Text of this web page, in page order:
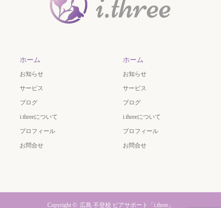
ホーム
お知らせ
サービス
ブログ
i.threeについて
プロフィール
お問合せ
ホーム
お知らせ
サービス
ブログ
i.threeについて
プロフィール
お問合せ
Copyright © 広島 不登校 ピアサポート「i.three」